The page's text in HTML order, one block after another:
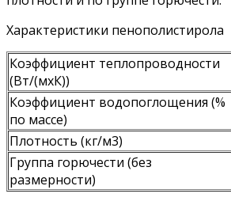
Характеристики пенополистирола
Коэффициент теплопроводности
(Вт/(мхК))
Коэффициент водопоглощения (%
по массе)
Плотность (кг/м3)
Группа горючести (без
размерности)